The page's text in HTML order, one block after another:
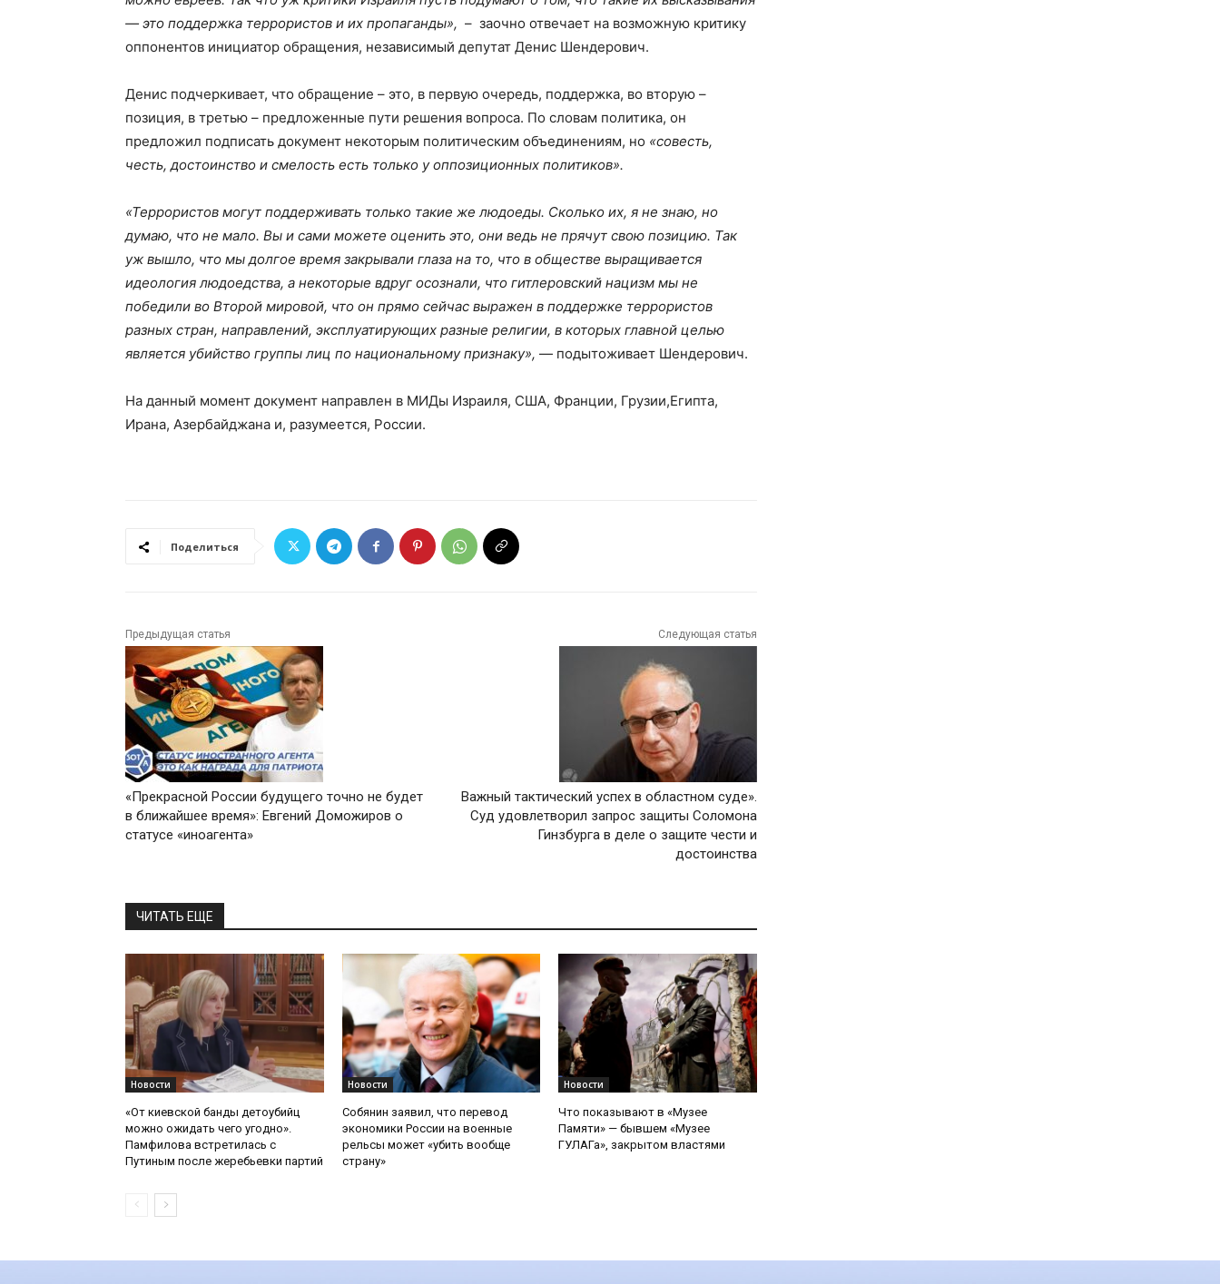
— это поддержка террористов и их пропаганды», – заочно отвечает на возможную критику
оппонентов инициатор обращения, независимый депутат Денис Шендерович.
Денис подчеркивает, что обращение – это, в первую очередь, поддержка, во вторую –
позиция, в третью – предложенные пути решения вопроса. По словам политика, он
предложил подписать документ некоторым политическим объединениям, но «совесть,
честь, достоинство и смелость есть только у оппозиционных политиков».
«Террористов могут поддерживать только такие же людоеды. Сколько их, я не знаю, но
думаю, что не мало. Вы и сами можете оценить это, они ведь не прячут свою позицию. Так
уж вышло, что мы долгое время закрывали глаза на то, что в обществе выращивается
идеология людоедства, а некоторые вдруг осознали, что гитлеровский нацизм мы не
победили во Второй мировой, что он прямо сейчас выражен в поддержке террористов
разных стран, направлений, эксплуатирующих разные религии, в которых главной целью
является убийство группы лиц по национальному признаку», — подытоживает Шендерович.
На данный момент документ направлен в МИДы Израиля, США, Франции, Грузии,Египта,
Ирана, Азербайджана и, разумеется, России.
Поделиться
Предыдущая статья
«Прекрасной России будущего точно не будет
в ближайшее время»: Евгений Доможиров о
статусе «иноагента»
Следующая статья
Важный тактический успех в областном суде».
Суд удовлетворил запрос защиты Соломона
Гинзбурга в деле о защите чести и
достоинства
ЧИТАТЬ ЕЩЕ
Новости
«От киевской банды детоубийц
можно ожидать чего угодно».
Памфилова встретилась с
Путиным после жеребьевки партий
Новости
Собянин заявил, что перевод
экономики России на военные
рельсы может «убить вообще
страну»
Новости
Что показывают в «Музее
Памяти» — бывшем «Музее
ГУЛАГа», закрытом властями